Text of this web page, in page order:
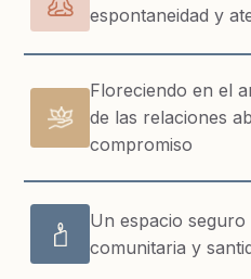
espontaneidad y
Floreciendo en el
de las relaciones
compromiso
Un espacio
comunitaria y